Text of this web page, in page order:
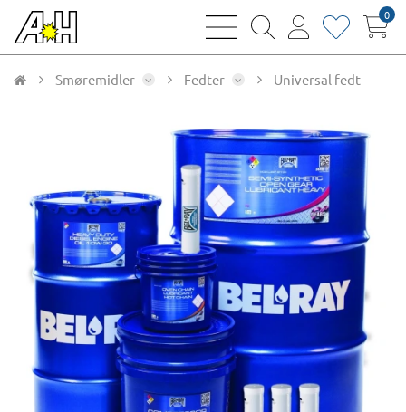
bars
magnifying
user
heart0
Smøremidler Fedter Universal fedt